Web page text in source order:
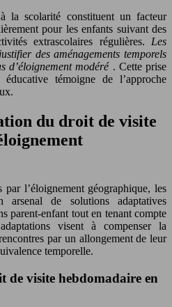
la scolarité constituent un facteur
pour les enfants suivant des
extrascolaires régulières. Les
des aménagements temporels
d’éloignement modéré . Cette prise
témoigne de l’approche
du droit de visite
par l’éloignement géographique, les
de solutions adaptatives
parent-enfant tout en tenant compte
visent à compenser la
par un allongement de leur
temporelle.
visite hebdomadaire en